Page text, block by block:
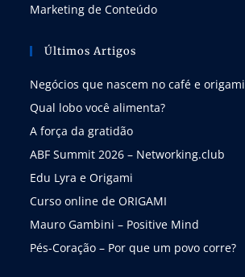
Marketing de Conteúdo
Últimos Artigos
Negócios que nascem no café e origami
Qual lobo você alimenta?
A força da gratidão
ABF Summit 2026 – Networking.club
Edu Lyra e Origami
Curso online de ORIGAMI
Mauro Gambini – Positive Mind
Pés-Coração – Por que um povo corre?